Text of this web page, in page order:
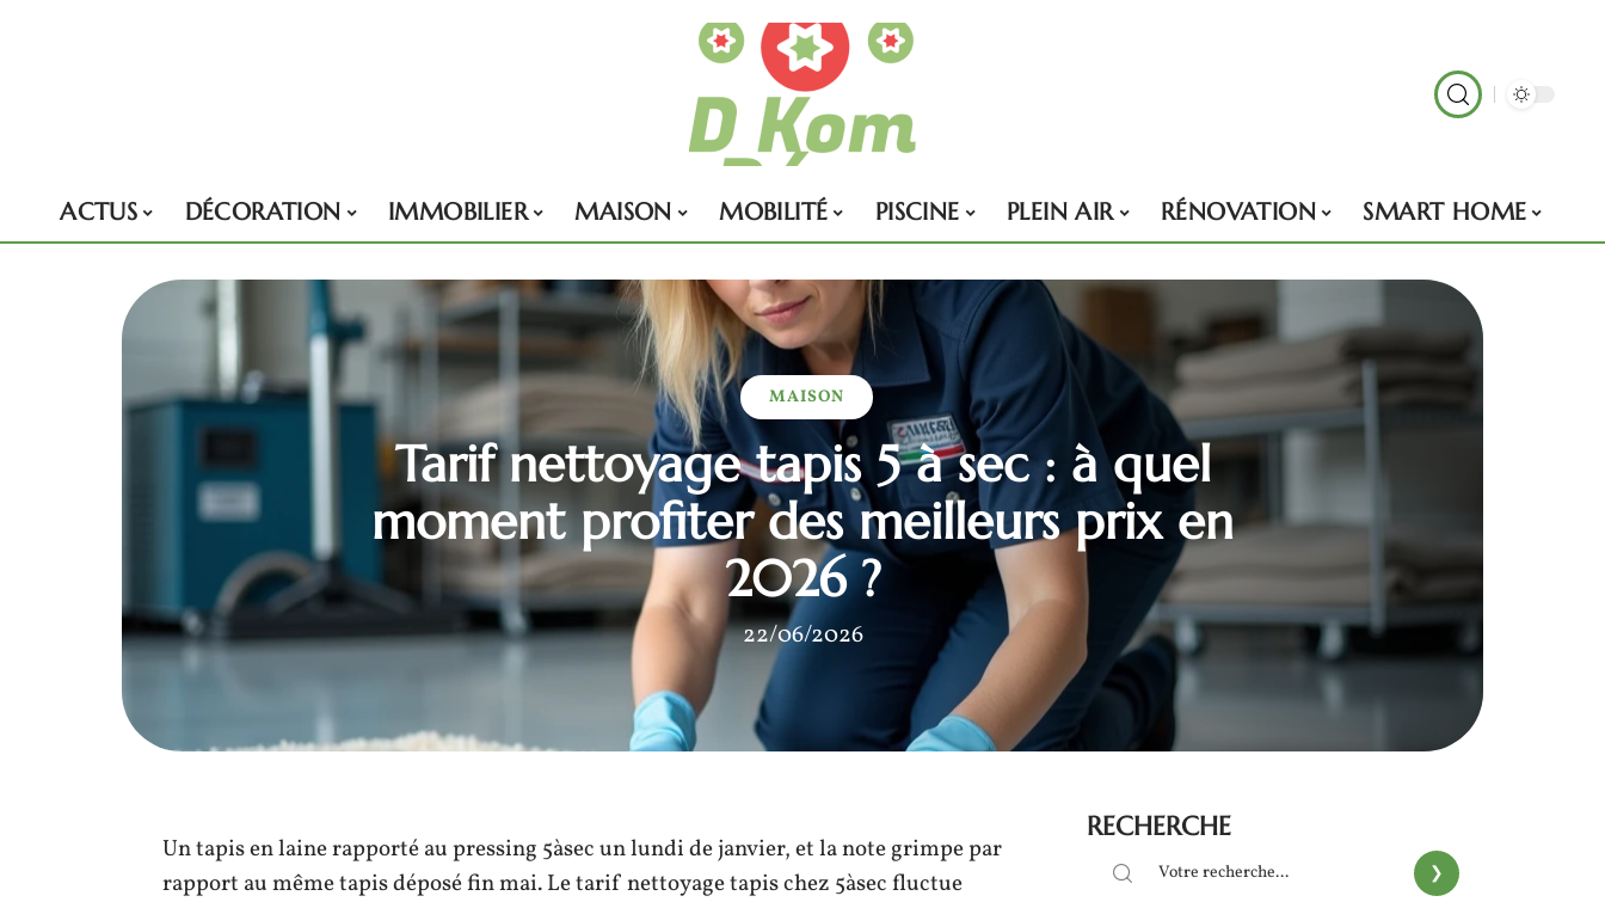
ACTUS DÉCORATION IMMOBILIER MAISON MOBILITÉ PISCINE PLEIN AIR RÉNOVATION SMART HOME
MAISON
Tarif nettoyage tapis 5 à sec : à quel
moment profiter des meilleurs prix en
2026 ?
22/06/2026
Un tapis en laine rapporté au pressing 5àsec un lundi de janvier, et la note grimpe par
rapport au même tapis déposé fin mai. Le tarif nettoyage tapis chez 5àsec fluctue
RECHERCHE